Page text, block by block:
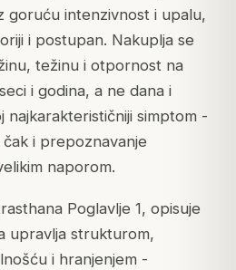
goruću intenzivnost i upalu,
i postupan. Nakuplja se
težinu i otpornost na
i godina, a ne dana i
najkarakterističniji simptom -
i prepoznavanje
naporom.
Poglavlje 1, opisuje
upravlja strukturom,
i hranjenjem -